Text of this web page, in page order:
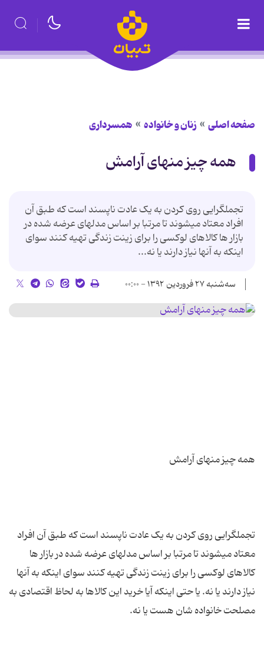
صفحه اصلی زنان و خانواده همسرداری
همه چیز منهای آرامش
تجملگرایی روی کردن به یک عادت ناپسند است که طبق آن
افراد معتاد میشوند تا مرتبا بر اساس مدلهای عرضه شده در
بازار ها کالاهای لوکسی را برای زینت زندگی تهیه کنند سوای
اینکه به آنها نیاز دارند یا نه...
سه‌شنبه ۲۷ فروردین ۱۳۹۲ - ۰۰:۰۰
تجملگرایی روی کردن به یک عادت ناپسند است که طبق آن افراد
معتاد میشوند تا مرتبا بر اساس مدلهای عرضه شده در بازار ها
کالاهای لوکسی را برای زینت زندگی تهیه کنند سوای اینکه به آنها
نیاز دارند یا نه. یا حتی اینکه آیا خرید این کالاها به لحاظ اقتصادی به